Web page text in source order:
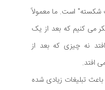
شکسته" است. ما معمولاً
می کنیم که بعد از یک
نه چیزی که بعد از
افتد.
تبلیغات زیادی شده